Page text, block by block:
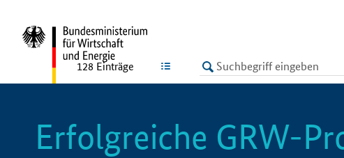
LISTE
128 Einträge
Erfolgreiche GRW-